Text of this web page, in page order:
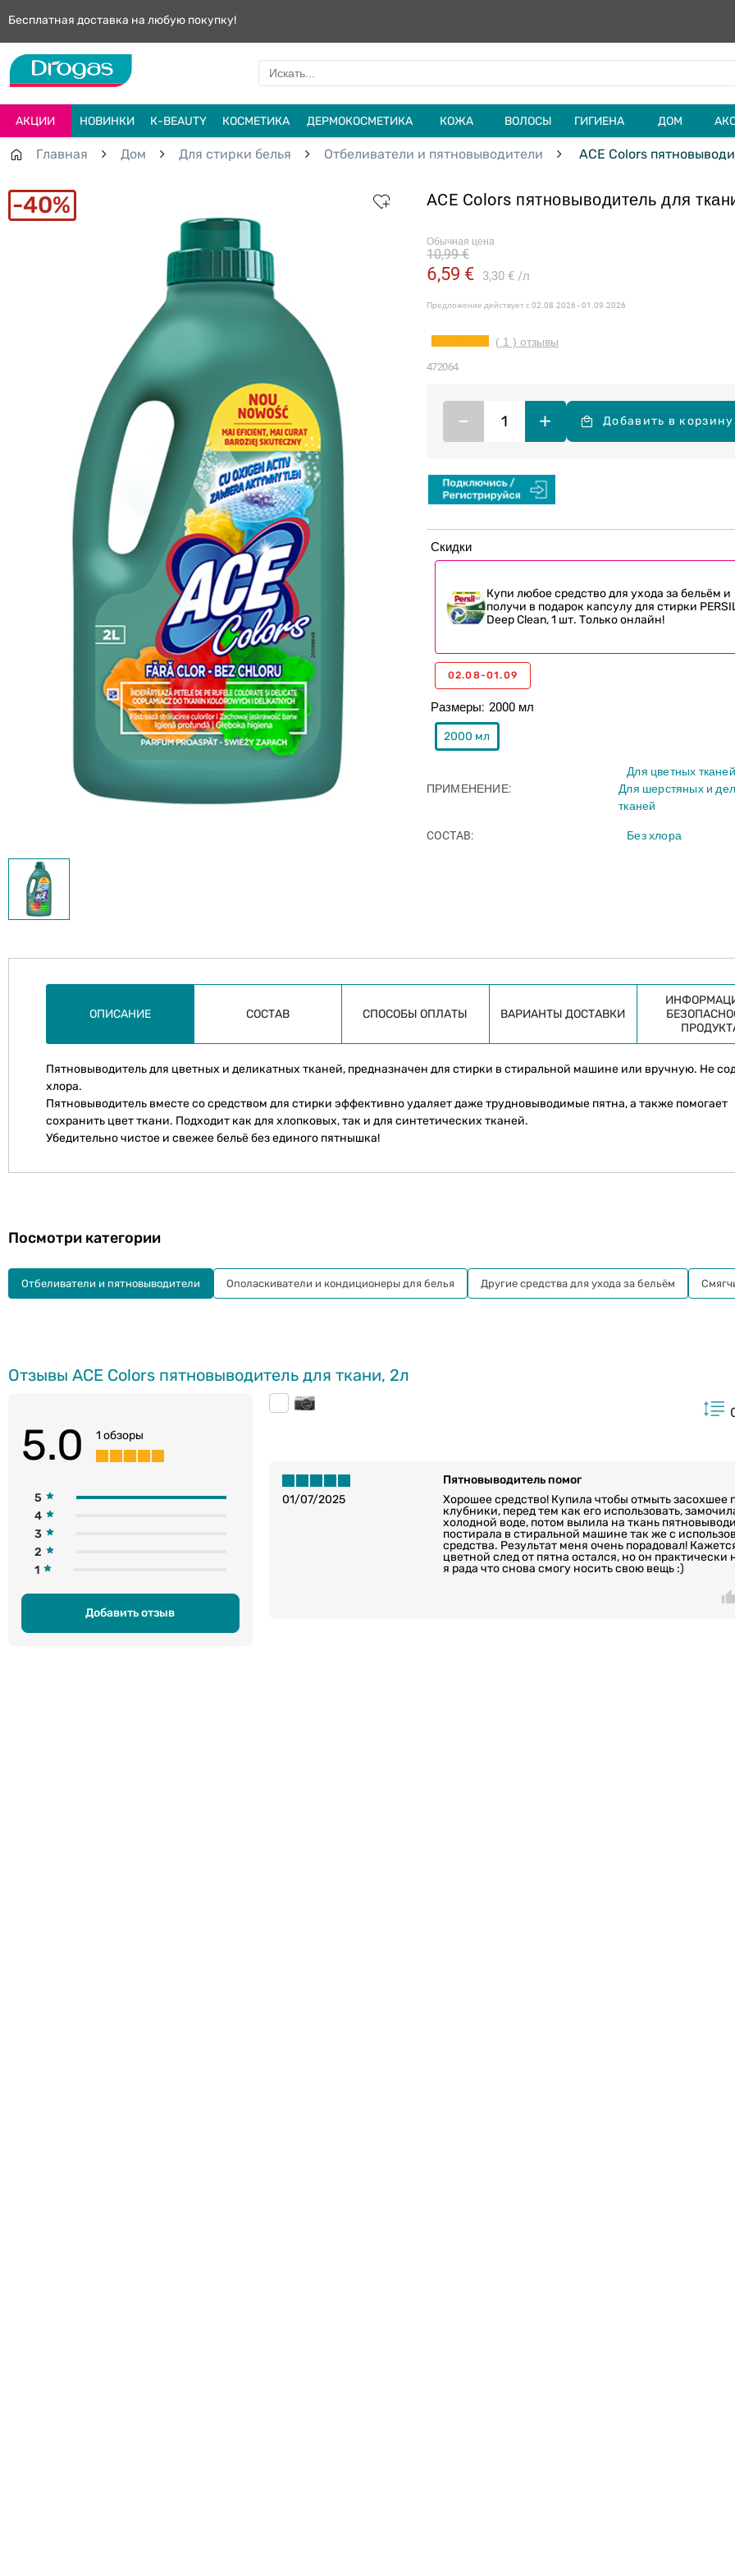
Бесплатная доставка на любую покупку!
АКЦИИ НОВИНКИ К-BEAUTY КОСМЕТИКА ДЕРМОКОСМЕТИКА КОЖА ВОЛОСЫ ГИГИЕНА ДОМ
Главная Дом Для стирки белья Отбеливатели и пятновыводители ACE Colors
40% ACE Colors пятновыводитель для
Обычная цена
6,59 € 3,30 € л
10,99 €
Предложение действует с02.08.2026 - 01.09.2026
( 1 ) отзывы
472064
Размеры 2000 мл
2000 мл
– + Добавить в корзину
Скидки
Купи любое средство для ухода за бельём и
получи в подарок капсулу для стирки
Deep Clean, 1 шт. Только онлайн!
02.08-01.09
ПРИМЕНЕНИЕ
Для цветных тканей
Для шерстяных и
тканей
COCTAB Без хлора
ОПИСАНИЕ СОСТАВ СПОСОБЫ ОПЛАТЫ ВАРИАНТЫ ДОСТАВКИ
Пятновыводитель для цветных и деликатных тканей, предназначен для стирки в стиральной машине или вручную. Не
хлора.
Пятновыводитель вместе со средством для стирки эффективно удаляет даже трудновыводимые пятна, а также помогает
сохранить цвет ткани. Подходит как для хлопковых, так и для синтетических тканей.
Убедительно чистое и свежее бельё без единого пятнышка!
Отзывы ACE Colors пятновыводитель для ткани, 2л
5.0 1 обзоры
5
4
3
2
1
Добавить отзыв
01/07/2025
Пятновыводитель помог
Хорошее средство! Купила чтобы отмыть засохшее
клубники, перед тем как его использовать,
холодной воде, потом вылила на ткань
постирала в стиральной машине так же с
средства. Результат меня очень порадовал!
цветной след от пятна остался, но он практически
я рада что снова смогу носить свою вещь :)
Посмотри категории
Отбеливатели и пятновыводители Ополаскиватели и кондиционеры для белья Другие cредства для ухода за бельём